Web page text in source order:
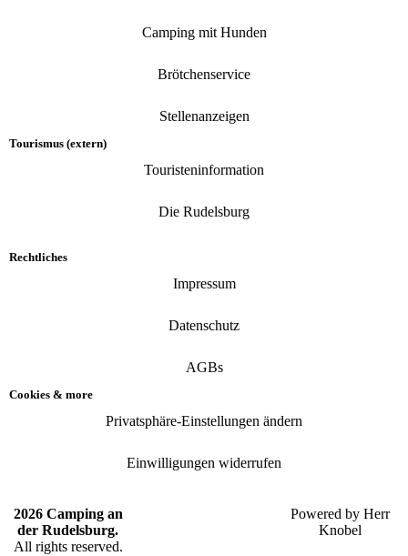
Rechtliches
Impressum
Datenschutz
AGBs
Cookies & more
Privatsphäre-Einstellungen ändern
Einwilligungen widerrufen
Camping mit Hunden
Brötchenservice
Stellenanzeigen
Tourismus (extern)
Touristeninformation
Die Rudelsburg
2026 Camping an
der Rudelsburg.
All rights reserved.
Powered by Herr
Knobel